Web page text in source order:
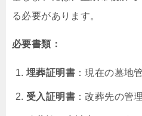
る必要があります。
必要書類：
埋葬証明書 ：現在の墓地
受入証明書 ：改葬先の管